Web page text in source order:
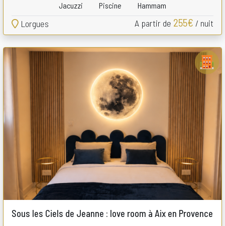
Jacuzzi Piscine Hammam
Lorgues A partir de 255€ / nuit
Sous les Ciels de Jeanne : love room à Aix en Provence